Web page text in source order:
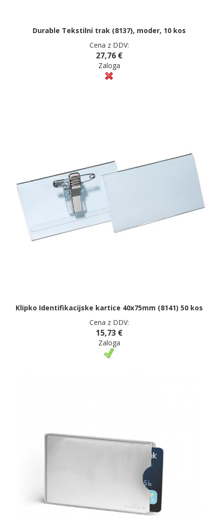
Durable Tekstilni trak (8137), moder, 10 kos
Cena z DDV:
27,76 €
Zaloga
Klipko Identifikacijske kartice 40x75mm (8141) 50 kos
Cena z DDV:
15,73 €
Zaloga